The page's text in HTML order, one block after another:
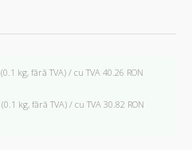
(0.1 kg, fără TVA) / cu TVA 40.26 RON
(0.1 kg, fără TVA) / cu TVA 30.82 RON